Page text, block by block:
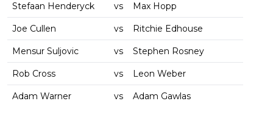
Stefaan Henderyck vs Max Hopp
Joe Cullen vs Ritchie Edhouse
Mensur Suljovic vs Stephen Rosney
Rob Cross vs Leon Weber
Adam Warner vs Adam Gawlas